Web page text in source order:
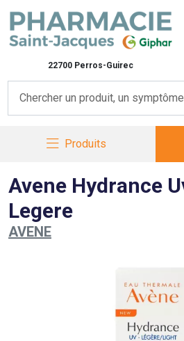
22700 Perros-Guirec
Produits
Avene Hydrance
Legere
AVENE